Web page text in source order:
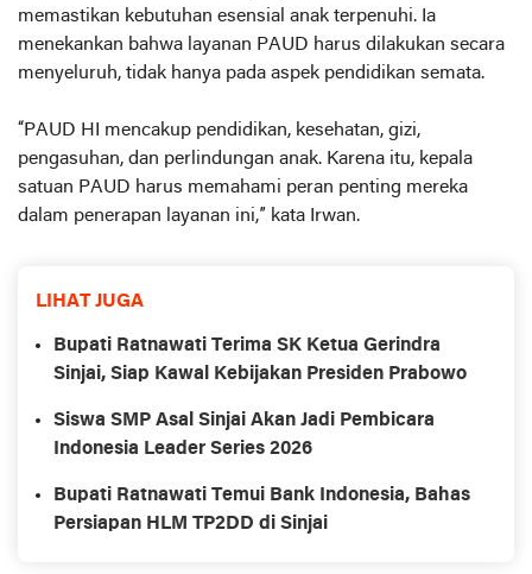
memastikan kebutuhan esensial anak terpenuhi. Ia
menekankan bahwa layanan PAUD harus dilakukan secara
menyeluruh, tidak hanya pada aspek pendidikan semata.
“PAUD HI mencakup pendidikan, kesehatan, gizi,
pengasuhan, dan perlindungan anak. Karena itu, kepala
satuan PAUD harus memahami peran penting mereka
dalam penerapan layanan ini,” kata Irwan.
LIHAT JUGA
Bupati Ratnawati Terima SK Ketua Gerindra
Sinjai, Siap Kawal Kebijakan Presiden Prabowo
Siswa SMP Asal Sinjai Akan Jadi Pembicara
Indonesia Leader Series 2026
Bupati Ratnawati Temui Bank Indonesia, Bahas
Persiapan HLM TP2DD di Sinjai